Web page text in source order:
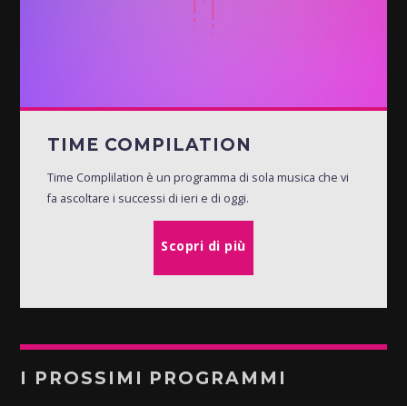
TIME COMPILATION
Time Complilation è un programma di sola musica che vi
fa ascoltare i successi di ieri e di oggi.
Scopri di più
I PROSSIMI PROGRAMMI